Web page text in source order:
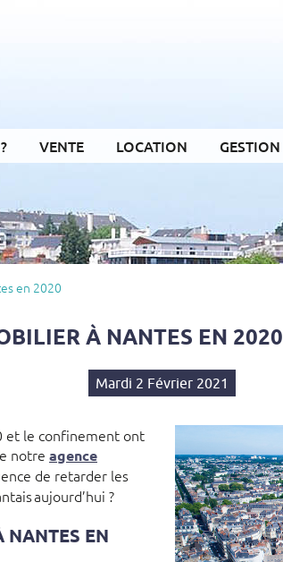
VENTE LOCATION GESTION
en 2020
À NANTES EN 2020
Mardi 2 Février 2021
et le confinement ont
notre agence
de retarder les
aujourd’hui ?
NANTES EN